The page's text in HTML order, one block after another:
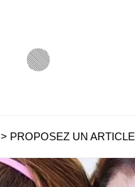
> PROPOSEZ UN ARTICLE